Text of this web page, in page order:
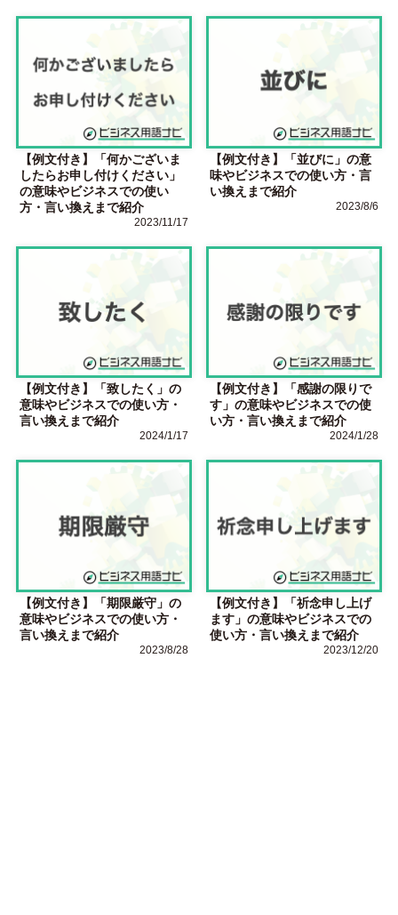
【例文付き】「何かございま
したらお申し付けください」
の意味やビジネスでの使い
方・言い換えまで紹介
2023/11/17
【例文付き】「並びに」の意
味やビジネスでの使い方・言
い換えまで紹介
2023/8/6
【例文付き】「致したく」の
意味やビジネスでの使い方・
言い換えまで紹介
2024/1/17
【例文付き】「感謝の限りで
す」の意味やビジネスでの使
い方・言い換えまで紹介
2024/1/28
【例文付き】「期限厳守」の
意味やビジネスでの使い方・
言い換えまで紹介
2023/8/28
【例文付き】「祈念申し上げ
ます」の意味やビジネスでの
使い方・言い換えまで紹介
2023/12/20